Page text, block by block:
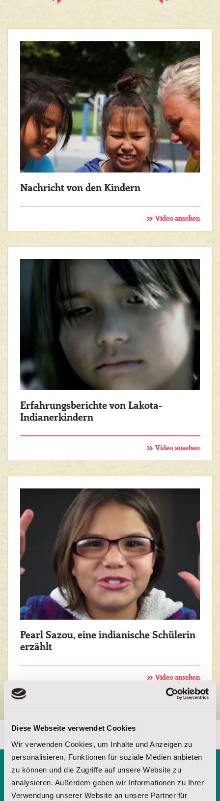
Diese Webseite verwendet Cookies
Wir verwenden Cookies, um Inhalte und Anzeigen zu
personalisieren, Funktionen für soziale Medien anbieten
zu können und die Zugriffe auf unsere Website zu
analysieren. Außerdem geben wir Informationen zu Ihrer
Verwendung unserer Website an unsere Partner für
Nachricht von den Kindern
Video ansehen
Erfahrungsberichte von Lakota-
Indianerkindern
Video ansehen
Pearl Sazou, eine indianische Schülerin
erzählt
Video ansehen
Kostenlose Broschüre